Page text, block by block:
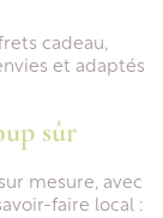
cadeau,
et adaptés
sûr
mesure, avec
faire local :